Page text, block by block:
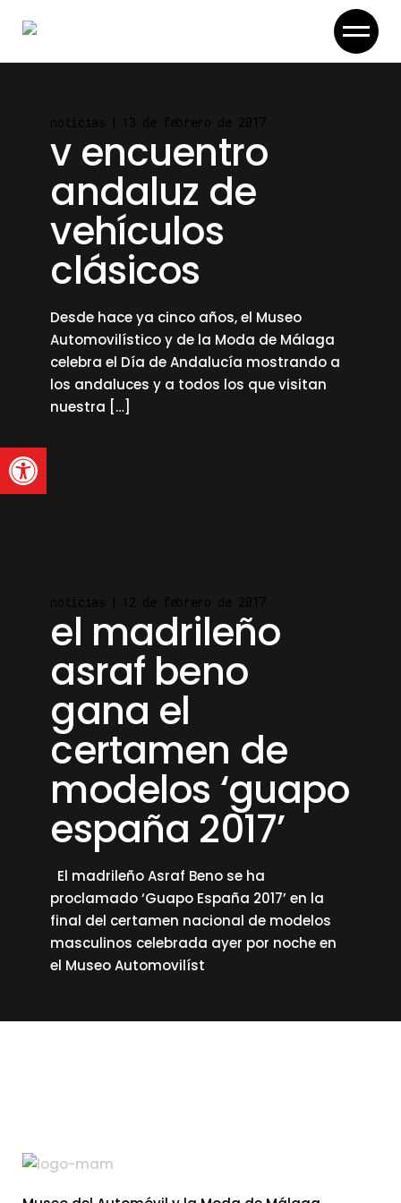
v encuentro
andaluz de
vehículos
clásicos
Desde hace ya cinco años, el Museo
Automovilístico y de la Moda de Málaga
celebra el Día de Andalucía mostrando a
los andaluces y a todos los que visitan
nuestra […]
el madrileño
asraf beno
gana el
certamen de
modelos ‘guapo
españa 2017’
El madrileño Asraf Beno se ha
proclamado ‘Guapo España 2017’ en la
final del certamen nacional de modelos
masculinos celebrada ayer por noche en
el Museo Automovilíst
Abrir barra de